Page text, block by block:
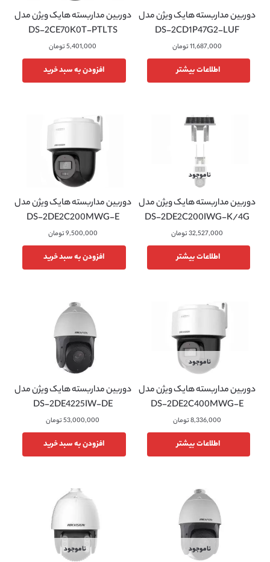
دوربین مداربسته هایک ویژن مدل
DS-2CD1P47G2-LUF
11,687,000تومان
اطلاعات بیشتر
دوربین مداربسته هایک ویژن مدل
DS-2CE70K0T-PTLTS
5,401,000تومان
افزودن به سبد خرید
ناموجود
دوربین مداربسته هایک ویژن مدل
DS-2DE2C200IWG-K/4G
32,527,000تومان
اطلاعات بیشتر
دوربین مداربسته هایک ویژن مدل
DS-2DE2C200MWG-E
9,500,000تومان
افزودن به سبد خرید
ناموجود
دوربین مداربسته هایک ویژن مدل
DS-2DE2C400MWG-E
8,336,000تومان
اطلاعات بیشتر
دوربین مداربسته هایک ویژن مدل
DS-2DE4225IW-DE
53,000,000تومان
افزودن به سبد خرید
ناموجود ناموجود